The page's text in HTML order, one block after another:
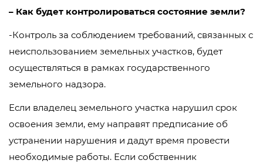
– Как будет контролироваться состояние земли?
-Контроль за соблюдением требований, связанных с
неиспользованием земельных участков, будет
осуществляться в рамках государственного
земельного надзора.
Если владелец земельного участка нарушил срок
освоения земли, ему направят предписание об
устранении нарушения и дадут время провести
необходимые работы. Если собственник